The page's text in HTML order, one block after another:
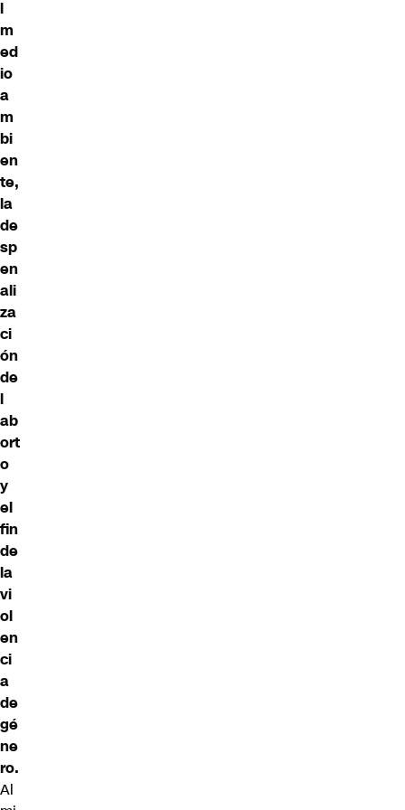
l
m
ed
io
a
m
bi
en
te,
la
de
sp
en
ali
za
ci
ón
de
l
ab
ort
o
y
el
fin
de
la
vi
ol
en
ci
a
de
gé
ne
ro.
Al